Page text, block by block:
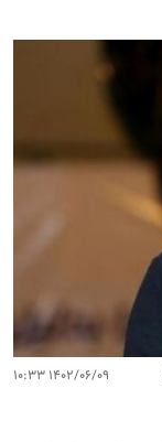
۱۴۰۲/۰۶/۰۹ ۱۰:۳۳